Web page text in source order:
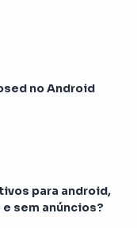
no Android
para android,
sem anúncios?